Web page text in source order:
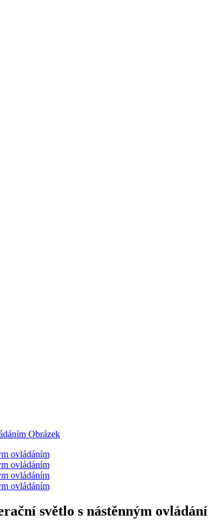
světlo s nástěnným